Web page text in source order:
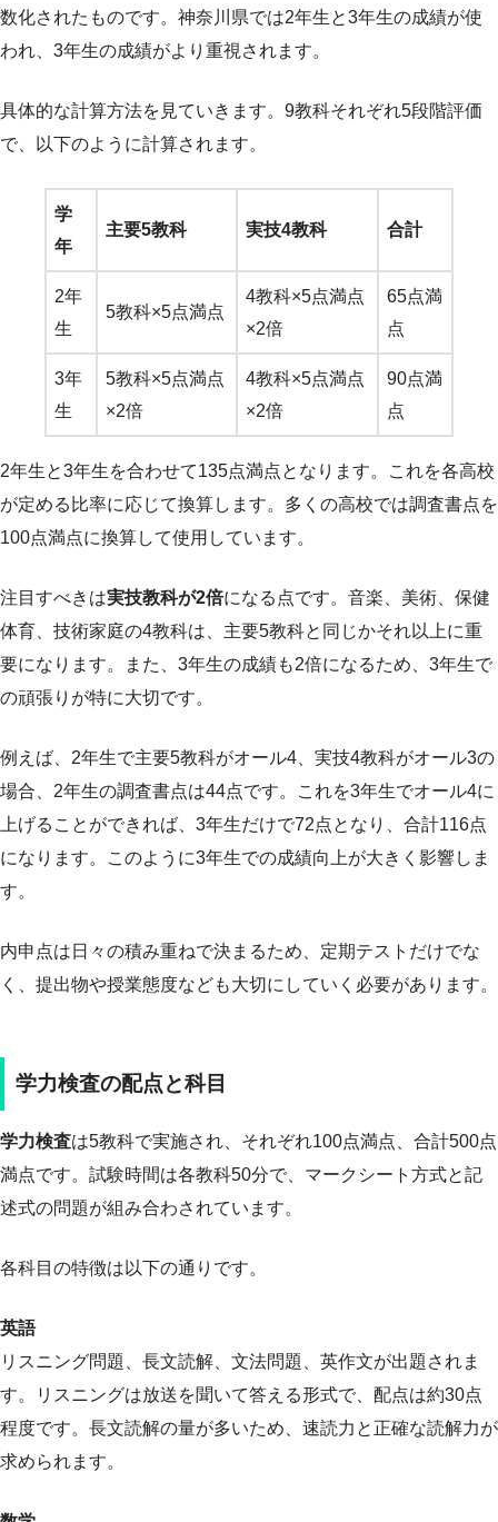
数化されたものです。神奈川県では2年生と3年生の成績が使
われ、3年生の成績がより重視されます。
具体的な計算方法を見ていきます。9教科それぞれ5段階評価
で、以下のように計算されます。
学
年
主要5教科 実技4教科 合計
2年
生
5教科×5点満点
4教科×5点満点
×2倍
65点満
点
3年
生
5教科×5点満点
×2倍
4教科×5点満点
×2倍
90点満
点
2年生と3年生を合わせて135点満点となります。これを各高校
が定める比率に応じて換算します。多くの高校では調査書点を
100点満点に換算して使用しています。
注目すべきは実技教科が2倍になる点です。音楽、美術、保健
体育、技術家庭の4教科は、主要5教科と同じかそれ以上に重
要になります。また、3年生の成績も2倍になるため、3年生で
の頑張りが特に大切です。
例えば、2年生で主要5教科がオール4、実技4教科がオール3の
場合、2年生の調査書点は44点です。これを3年生でオール4に
上げることができれば、3年生だけで72点となり、合計116点
になります。このように3年生での成績向上が大きく影響しま
す。
内申点は日々の積み重ねで決まるため、定期テストだけでな
く、提出物や授業態度なども大切にしていく必要があります。
学力検査の配点と科目
学力検査は5教科で実施され、それぞれ100点満点、合計500点
満点です。試験時間は各教科50分で、マークシート方式と記
述式の問題が組み合わされています。
各科目の特徴は以下の通りです。
英語
リスニング問題、長文読解、文法問題、英作文が出題されま
す。リスニングは放送を聞いて答える形式で、配点は約30点
程度です。長文読解の量が多いため、速読力と正確な読解力が
求められます。